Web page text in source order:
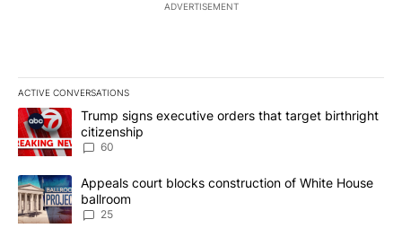
ADVERTISEMENT
ACTIVE CONVERSATIONS
The following is a list of the most commented articles in the last
A trending article titled "Trump signs executive orders that
Trump signs executive orders that target birthright
citizenship
60
A trending article titled "Appeals court blocks construction of
Appeals court blocks construction of White House
ballroom
25